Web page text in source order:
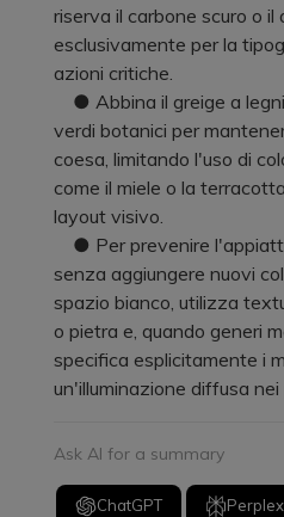
riserva il carbone scuro o il
esclusivamente per la
azioni critiche.
● Abbina il greige a
verdi botanici per
coesa, limitando l'uso di
come il miele o la
layout visivo.
● Per prevenire
senza aggiungere nuovi
spazio bianco, utilizza
o pietra e, quando generi
specifica esplicitamente i
un'illuminazione diffusa nei
Ask AI for a summary
ChatGPT